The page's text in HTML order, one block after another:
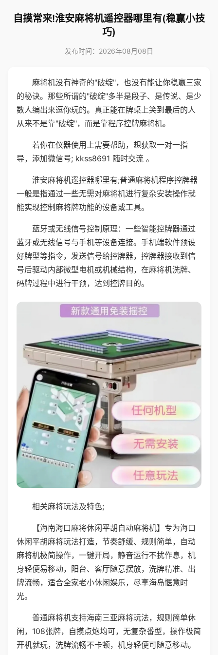
自摸常来!淮安麻将机遥控器哪里有(稳赢小技
巧)
发布时间：2026年08月08日
麻将机没有神奇的"破绽"，也没有能让你稳赢三家
的秘诀。那些所谓的"破绽"多半是段子、是传说、是少
数人编出来逗你玩的。真正能在牌桌上笑到最后的人
从来不是靠"破绽"，而是靠程序控牌麻将机。
若你在仪器使用上需要帮助，想获取一对一指
导，添加微信号; kkss8691 随时交流 。
淮安麻将机遥控器哪里有;普通麻将机程序控牌器
一般是指通过一些无需对麻将机进行复杂安装操作就
能实现控制麻将牌功能的设备或工具。
蓝牙或无线信号控制原理：一些智能控牌器通过
蓝牙或无线信号与手机等设备连接。手机端软件预设
好牌型等指令，发送信号给控牌器，控牌器接收到信
号后驱动内部微型电机或机械结构，在麻将机洗牌、
码牌过程中进行干预，达到控牌目的。
相关麻将玩法及特色;
【海南海口麻将休闲平胡自动麻将机】专为海口
休闲平胡麻将玩法打造，节奏舒缓、规则简单，自动
麻将机极简操作，一键开局，静音运行不扰作息，机
身轻便易移动，阳台、客厅随意摆放，洗牌精准、出
牌流畅，适合全家老小休闲娱乐，尽享海岛惬意时
光。
普通麻将机支持海南三亚麻将玩法，规则简单休
闲，108张牌，自摸点炮均可，无复杂番型，操作极简
开机就玩，洗牌流畅不卡顿，机身轻便可随意移动。